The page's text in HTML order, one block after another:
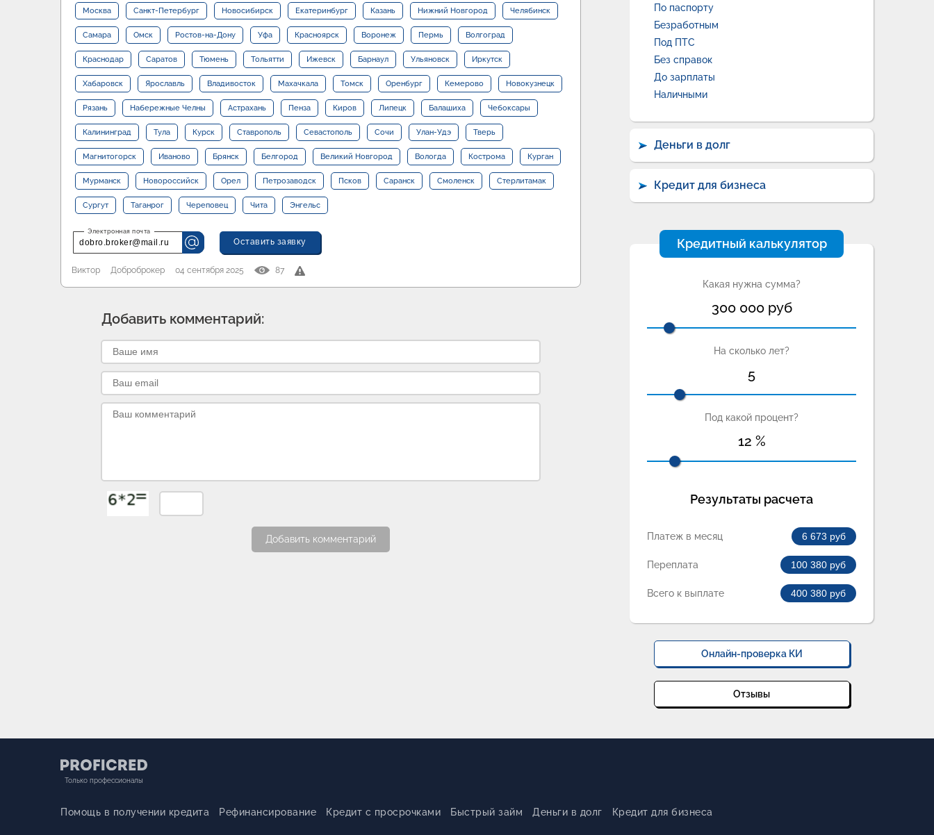
Москва Санкт-Петербург Новосибирск Екатеринбург Казань Нижний Новгород Челябинск
Самара Омск Ростов-на-Дону Уфа Красноярск Воронеж Пермь Волгоград
Краснодар Саратов Тюмень Тольятти Ижевск Барнаул Ульяновск Иркутск
Хабаровск Ярославль Владивосток Махачкала Томск Оренбург Кемерово Новокузнецк
Рязань Набережные Челны Астрахань Пенза Киров Липецк Балашиха Чебоксары
Калининград Тула Курск Ставрополь Севастополь Сочи Улан-Удэ Тверь
Магнитогорск Иваново Брянск Белгород Великий Новгород Вологда Кострома Курган
Мурманск Новороссийск Орел Петрозаводск Псков Саранск Смоленск Стерлитамак
Сургут Таганрог Череповец Чита Энгельс
dobro.broker@mail.ru Оставить заявку
Виктор Доброброкер 04 сентября 2025 87
Добавить комментарий:
Добавить комментарий
По паспорту
Безработным
Под ПТС
Без справок
До зарплаты
Наличными
Деньги в долг
Кредит для бизнеса
Кредитный калькулятор
Какая нужна сумма?
300 000руб
На сколько лет?
5
Под какой процент?
12 %
Результаты расчета
Платеж в месяц 6 673 руб
Переплата 100 380 руб
Всего к выплате 400 380 руб
Онлайн-проверка КИ
Отзывы
Только профессионалы
Помощь в получении кредита Рефинансирование Кредит с просрочками Быстрый займ Деньги в долг Кредит для бизнеса